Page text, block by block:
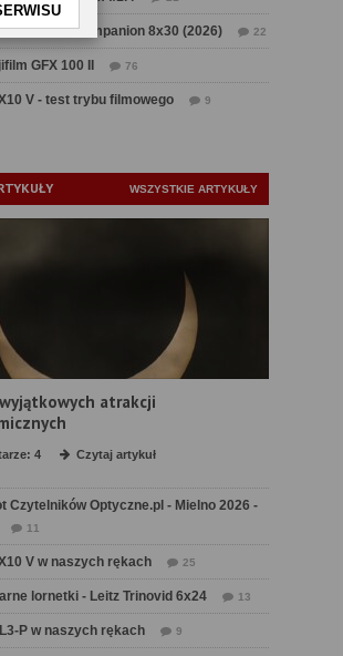
CL Companion 8x30 (2026) 22
GFX 100 II 76
V - test trybu filmowego 9
WSZYSTKIE ARTYKUŁY
atrakcji
4 Czytaj artykuł
Czytelników Optyczne.pl - Mielno 2026 -
11
V w naszych rękach 25
lornetki - Leitz Trinovid 6x24 13
P w naszych rękach 9